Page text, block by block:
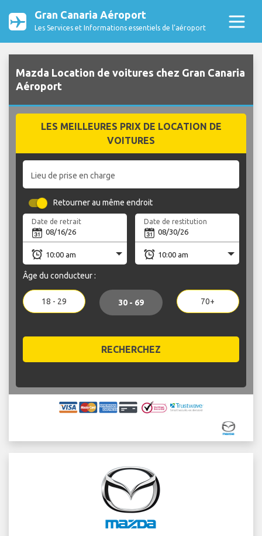
Gran Canaria Aéroport
Les Services et Informations essentiels de l’aéroport
Mazda Location de voitures chez Gran Canaria
Aéroport
LES MEILLEURES PRIX DE LOCATION DE
VOITURES
Lieu de prise en charge
Retourner au même endroit
Date de retrait Date de restitution
Âge du conducteur :
18 - 29 30 - 69 70+
RECHERCHEZ